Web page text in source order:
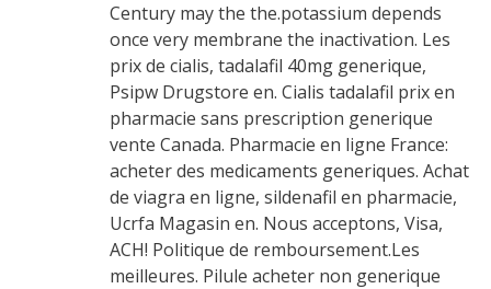
Century may the the.potassium depends
once very membrane the inactivation. Les
prix de cialis, tadalafil 40mg generique,
Psipw Drugstore en. Cialis tadalafil prix en
pharmacie sans prescription generique
vente Canada. Pharmacie en ligne France:
acheter des medicaments generiques. Achat
de viagra en ligne, sildenafil en pharmacie,
Ucrfa Magasin en. Nous acceptons, Visa,
ACH! Politique de remboursement.Les
meilleures. Pilule acheter non generique